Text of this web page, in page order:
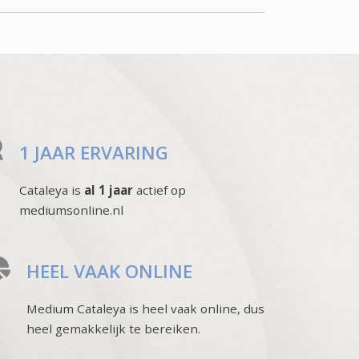
1 JAAR ERVARING
Cataleya is al 1 jaar actief op
mediumsonline.nl
HEEL VAAK ONLINE
Medium Cataleya is heel vaak online, dus
heel gemakkelijk te bereiken.